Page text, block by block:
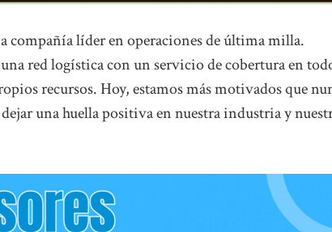
compañía líder en operaciones de última milla.
red logística con un servicio de cobertura en
recursos. Hoy, estamos más motivados que
una huella positiva en nuestra industria y